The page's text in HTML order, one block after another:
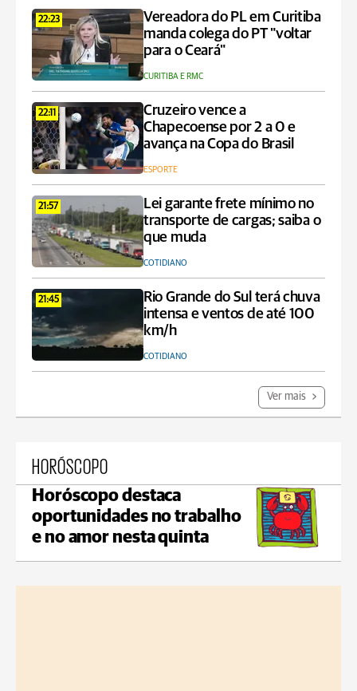
22:23
Vereadora do PL em Curitiba
manda colega do PT "voltar
para o Ceará"
CURITIBA E RMC
22:11
Cruzeiro vence a
Chapecoense por 2 a 0 e
avança na Copa do Brasil
ESPORTE
21:57
Lei garante frete mínimo no
transporte de cargas; saiba o
que muda
COTIDIANO
21:45
Rio Grande do Sul terá chuva
intensa e ventos de até 100
km/h
COTIDIANO
Ver mais
HORÓSCOPO
Horóscopo destaca
oportunidades no trabalho
e no amor nesta quinta